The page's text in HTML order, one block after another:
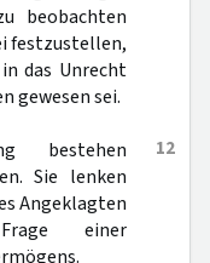
beobachten
festzustellen,
das Unrecht
gewesen sei.
12
bestehen
Sie lenken
Angeklagten
einer